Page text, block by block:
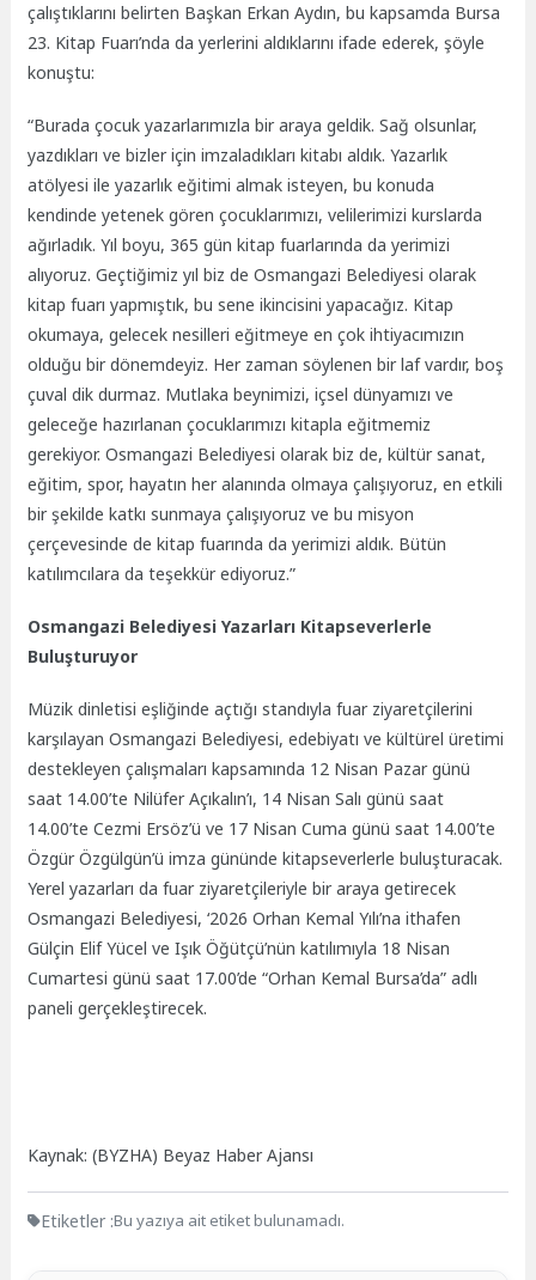
çalıştıklarını belirten Başkan Erkan Aydın, bu kapsamda Bursa
23. Kitap Fuarı’nda da yerlerini aldıklarını ifade ederek, şöyle
konuştu:
“Burada çocuk yazarlarımızla bir araya geldik. Sağ olsunlar,
yazdıkları ve bizler için imzaladıkları kitabı aldık. Yazarlık
atölyesi ile yazarlık eğitimi almak isteyen, bu konuda
kendinde yetenek gören çocuklarımızı, velilerimizi kurslarda
ağırladık. Yıl boyu, 365 gün kitap fuarlarında da yerimizi
alıyoruz. Geçtiğimiz yıl biz de Osmangazi Belediyesi olarak
kitap fuarı yapmıştık, bu sene ikincisini yapacağız. Kitap
okumaya, gelecek nesilleri eğitmeye en çok ihtiyacımızın
olduğu bir dönemdeyiz. Her zaman söylenen bir laf vardır, boş
çuval dik durmaz. Mutlaka beynimizi, içsel dünyamızı ve
geleceğe hazırlanan çocuklarımızı kitapla eğitmemiz
gerekiyor. Osmangazi Belediyesi olarak biz de, kültür sanat,
eğitim, spor, hayatın her alanında olmaya çalışıyoruz, en etkili
bir şekilde katkı sunmaya çalışıyoruz ve bu misyon
çerçevesinde de kitap fuarında da yerimizi aldık. Bütün
katılımcılara da teşekkür ediyoruz.”
Osmangazi Belediyesi Yazarları Kitapseverlerle
Buluşturuyor
Müzik dinletisi eşliğinde açtığı standıyla fuar ziyaretçilerini
karşılayan Osmangazi Belediyesi, edebiyatı ve kültürel üretimi
destekleyen çalışmaları kapsamında 12 Nisan Pazar günü
saat 14.00’te Nilüfer Açıkalın’ı, 14 Nisan Salı günü saat
14.00’te Cezmi Ersöz’ü ve 17 Nisan Cuma günü saat 14.00’te
Özgür Özgülgün’ü imza gününde kitapseverlerle buluşturacak.
Yerel yazarları da fuar ziyaretçileriyle bir araya getirecek
Osmangazi Belediyesi, ‘2026 Orhan Kemal Yılı’na ithafen
Gülçin Elif Yücel ve Işık Öğütçü’nün katılımıyla 18 Nisan
Cumartesi günü saat 17.00’de “Orhan Kemal Bursa’da” adlı
paneli gerçekleştirecek.
Kaynak: (BYZHA) Beyaz Haber Ajansı
Etiketler :Bu yazıya ait etiket bulunamadı.